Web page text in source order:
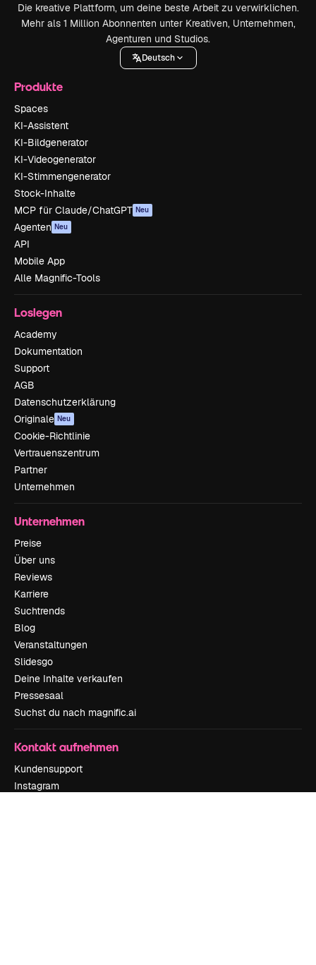
Die kreative Plattform, um deine beste Arbeit zu verwirklichen.
Mehr als 1 Million Abonnenten unter Kreativen, Unternehmen,
Agenturen und Studios.
Deutsch
Produkte
Spaces
KI-Assistent
KI-Bildgenerator
KI-Videogenerator
KI-Stimmengenerator
Stock-Inhalte
MCP für Claude/ChatGPT Neu
Agenten Neu
API
Mobile App
Alle Magnific-Tools
Loslegen
Academy
Dokumentation
Support
AGB
Datenschutzerklärung
Originale Neu
Cookie-Richtlinie
Vertrauenszentrum
Partner
Unternehmen
Unternehmen
Preise
Über uns
Reviews
Karriere
Suchtrends
Blog
Veranstaltungen
Slidesgo
Deine Inhalte verkaufen
Pressesaal
Suchst du nach magnific.ai
Kontakt aufnehmen
Kundensupport
Instagram